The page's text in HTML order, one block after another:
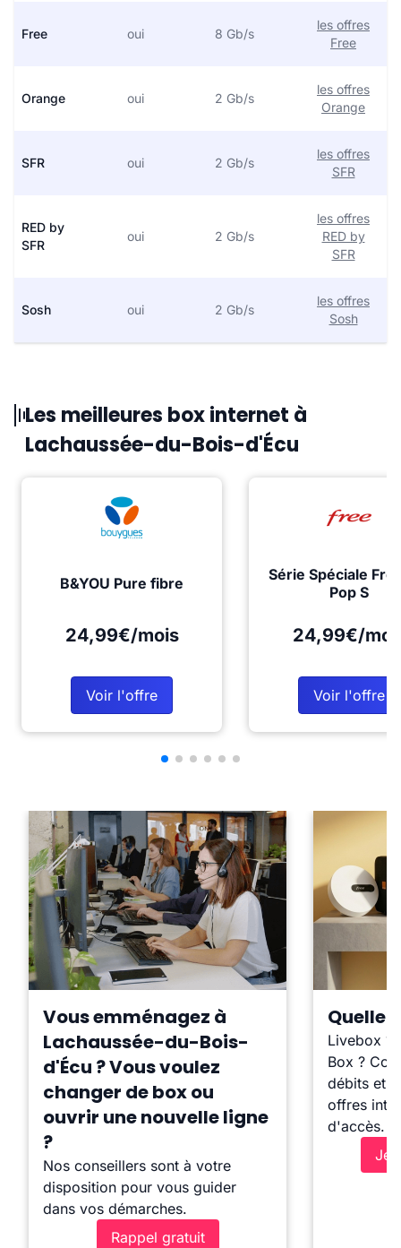
Free oui 8 Gb/s
les offres
Free
Orange oui 2 Gb/s
les offres
Orange
SFR oui 2 Gb/s
les offres
SFR
RED by
SFR
oui 2 Gb/s
les offres
RED by
SFR
Sosh oui 2 Gb/s
les offres
Sosh
Les meilleures box internet à
Lachaussée-du-Bois-d'Écu
B&YOU Pure fibre
24,99€/mois
Voir l'offre
Série Spéciale
Pop S
24,99€/
Voir l'offre
Vous emménagez à
Lachaussée-du-Bois-
d'Écu ? Vous voulez
changer de box ou
ouvrir une nouvelle ligne
?
Nos conseillers sont à votre
disposition pour vous guider
dans vos démarches.
Rappel gratuit
Quelle
Livebox ?
Box ?
débits et
offres
d'accès.
Je